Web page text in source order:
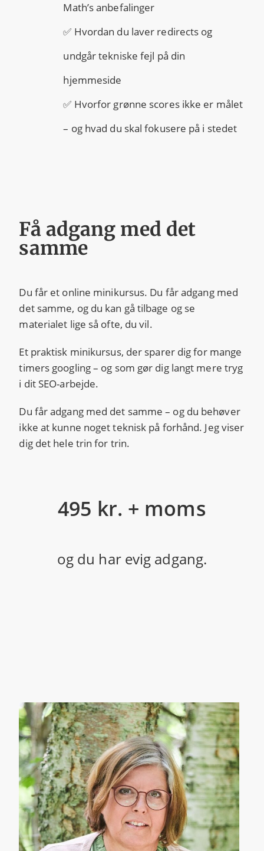
Math’s anbefalinger
✅ Hvordan du laver redirects og
undgår tekniske fejl på din
hjemmeside
✅ Hvorfor grønne scores ikke er målet
– og hvad du skal fokusere på i stedet
Få adgang med det
samme
Du får et online minikursus. Du får adgang med
det samme, og du kan gå tilbage og se
materialet lige så ofte, du vil.
Et praktisk minikursus, der sparer dig for mange
timers googling – og som gør dig langt mere tryg
i dit SEO-arbejde.
Du får adgang med det samme – og du behøver
ikke at kunne noget teknisk på forhånd. Jeg viser
dig det hele trin for trin.
495 kr. + moms
og du har evig adgang.